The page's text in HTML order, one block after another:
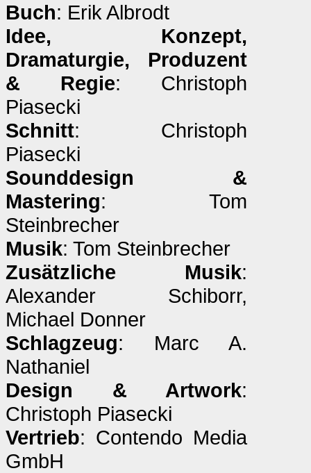
Buch: Erik Albrodt
Idee, Konzept,
Dramaturgie, Produzent
& Regie: Christoph
Piasecki
Schnitt: Christoph
Piasecki
Sounddesign &
Mastering: Tom
Steinbrecher
Musik: Tom Steinbrecher
Zusätzliche Musik:
Alexander Schiborr,
Michael Donner
Schlagzeug: Marc A.
Nathaniel
Design & Artwork:
Christoph Piasecki
Vertrieb: Contendo Media
GmbH